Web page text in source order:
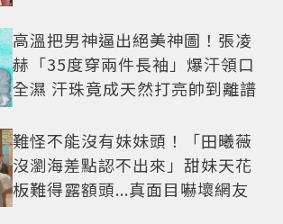
高溫把男神逼出絕美神圖！張凌
赫「35度穿兩件長袖」爆汗領口
全濕 汗珠竟成天然打亮帥到離譜
難怪不能沒有妹妹頭！「田曦薇
沒瀏海差點認不出來」甜妹天花
板難得露額頭...真面目嚇壞網友